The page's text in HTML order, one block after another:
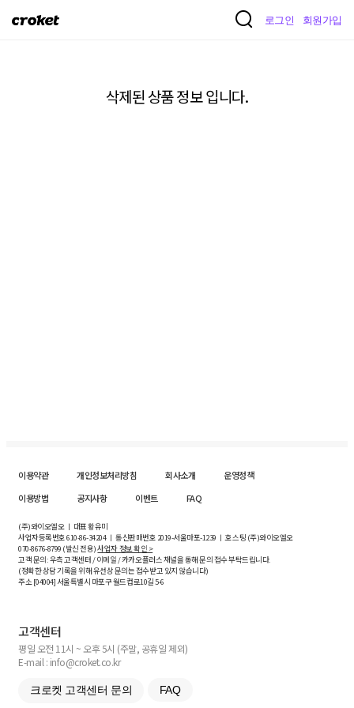
크
로그인 회원가입
삭제된 상품 정보 입니다.
이용약관 개인정보처리방침 회사소개
운영정책
이용방법
공지사항 이벤트 FAQ
(주)와이오엘오 ㅣ 대표 황유미
사업자등록번호610-86-34204ㅣ 통신판매번호 2019-서울마포-1239 ㅣ 호스팅 (주)와이오엘오
070-8676-8799 (발신 전용)사업자 정보 확인 >
고객 문의: 우측 고객센터 / 이메일 / 카카오플러스 채널을 통해 문의 접수 부탁드립니다.
(정확한 상담 기록을 위해 유선상 문의는 접수받고 있지 않습니다)
주소 [04004] 서울특별시 마포구 월드컵로10길5-6
고객센터
평일 오전 11시 ~ 오후 5시 (주말, 공휴일 제외)
E-mail : info@croket.co.kr
크로켓 고객센터 문의 FAQ